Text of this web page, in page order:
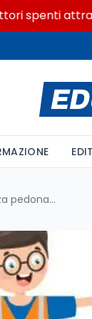
Lettera virale a Pescara: la sicurezza pedonale è affidata a un volontario